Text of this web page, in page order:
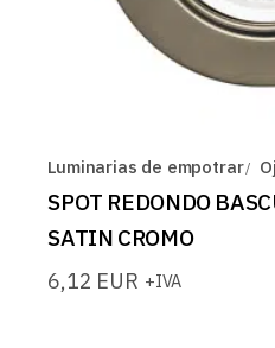
Luminarias de empotrar
SPOT REDONDO
SATIN CROMO
6,12 EUR +IVA